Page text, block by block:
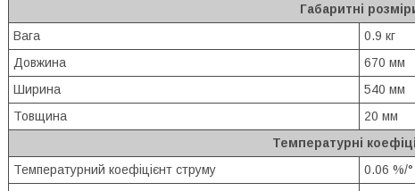
Габаритні
Вага
0.9 кг
Довжина
670 мм
Ширина
540 мм
Товщина
20 мм
Температурні
Температурний коефіцієнт струму
0.06 %/